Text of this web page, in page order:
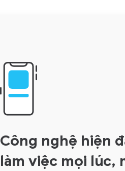
Công nghệ hiện
làm việc mọi lúc,